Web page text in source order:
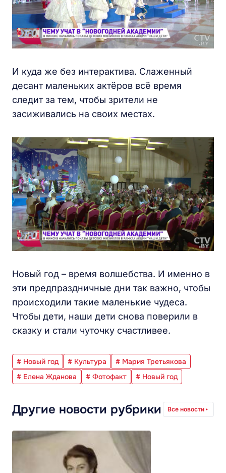
И куда же без интерактива. Слаженный
десант маленьких актёров всё время
следит за тем, чтобы зрители не
засиживались на своих местах.
Новый год – время волшебства. И именно в
эти предпраздничные дни так важно, чтобы
происходили такие маленькие чудеса.
Чтобы дети, наши дети снова поверили в
сказку и стали чуточку счастливее.
# Новый год # Культура
# Мария Третьякова
# Елена Жданова
# Фотофакт # Новый год
Другие новости рубрики Все новости